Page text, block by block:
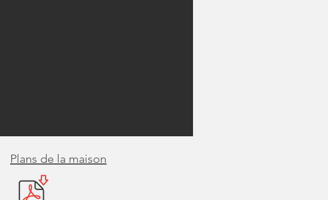
Plans de la maison